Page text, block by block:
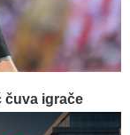
čuva igrače